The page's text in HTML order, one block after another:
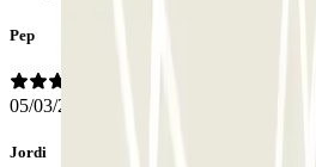
Pep
05/03/2020
Jordi